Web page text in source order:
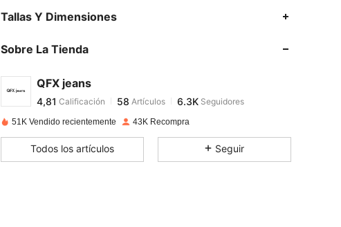
Tallas Y Dimensiones
Sobre La Tienda
QFX jeans
4,81 Calificación
c***5pagó Hace 1 día
4,81 58 6.3K
4,81
51K Vendido recientemente 43K Recompra
Todos los artículos Seguir